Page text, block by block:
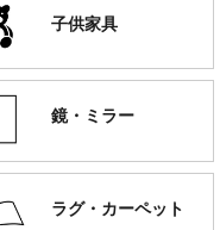
子供家具
鏡・ミラー
ラグ・カーペット